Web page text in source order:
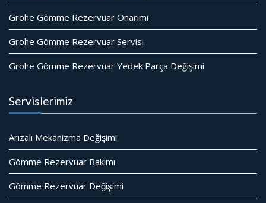
Grohe Gömme Rezervuar Onarımı
Grohe Gömme Rezervuar Servisi
Grohe Gömme Rezervuar Yedek Parça Değişimi
Servislerimiz
Arızalı Mekanizma Değişimi
Gömme Rezervuar Bakımı
Gömme Rezervuar Değişimi